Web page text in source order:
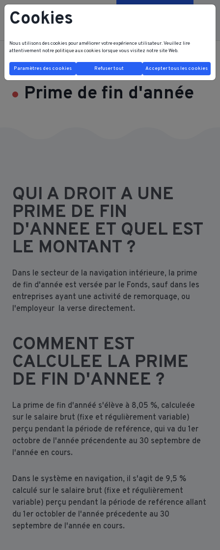
FRB FRI HOME JE SUIS TRAVAILLEUR Prime de fin d'année
Prime de fin d'année
QUI A DROIT A UNE
PRIME DE FIN
D'ANNEE ET QUEL EST
LE MONTANT ?
Dans le secteur de la navigation intérieure, la prime
de fin d'année est versée par le Fonds, sauf dans les
entreprises ayant une activité de remorquage, ou
l'employeur la verse directement.
COMMENT EST
CALCULEE LA PRIME
DE FIN D'ANNEE ?
La prime de fin d'annéé s'élève à 8,05 %, calculeée
sur le salaire brut (fixe et régulièrement variable)
perçu pendant la période de reférence, qui va du 1er
octobre de l'année précendente au 30 septembre de
l'année en cours.
Dans le système en navigation, il s'agit de 9,5 %
calculé sur le salaire brut (fixe et régulièrement
variable) perçu pendant la période de reférence allant
du 1er octobler de l'année précedente au 30
septembre de l'année en cours.
Cookies
Nous utilisons des cookies pour améliorer votre expérience utilisateur. Veuillez lire
attentivement notre politique aux cookies lorsque vous visitez notre site Web.
Paramètres des cookies Refuser tout Accepter tous les cookies